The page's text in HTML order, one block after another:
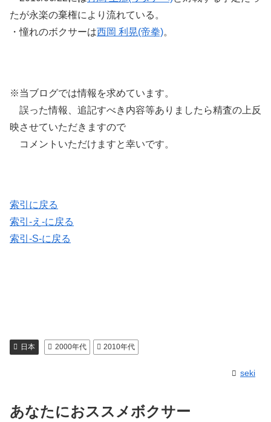
たが永楽の棄権により流れている。
・憧れのボクサーは西岡 利晃(帝拳)。
※当ブログでは情報を求めています。
誤った情報、追記すべき内容等ありましたら精査の上反
映させていただきますので
コメントいただけますと幸いです。
索引に戻る
索引-え-に戻る
索引-S-に戻る
日本 2000年代 2010年代
seki
あなたにおススメボクサー